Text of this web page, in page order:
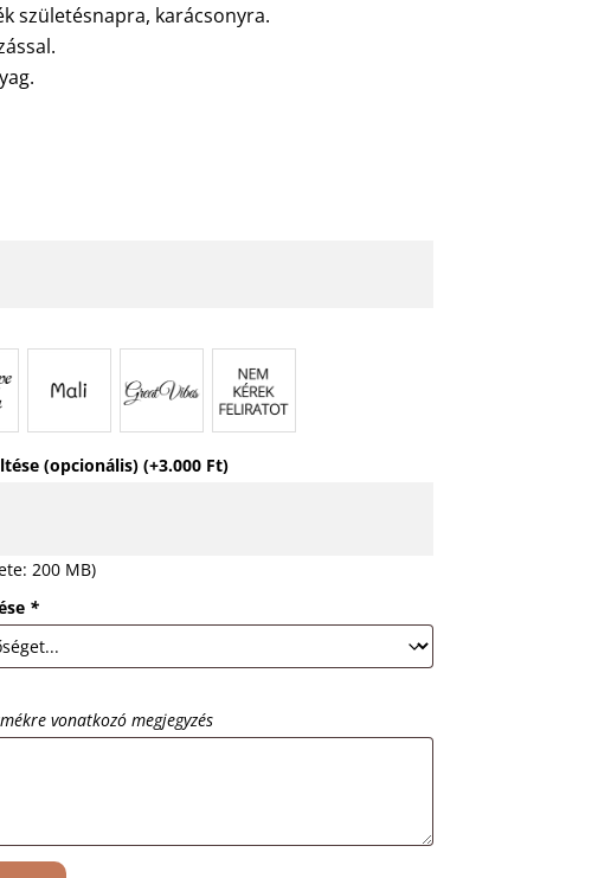
születésnapra, karácsonyra.
(opcionális) (+3.000 Ft)
200 MB)
*
vonatkozó megjegyzés